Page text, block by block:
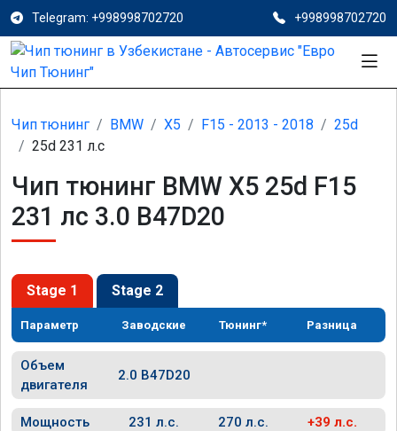
Telegram: +998998702720 +998998702720
Чип тюнинг BMW X5 F15 - 2013 - 2018
25d
25d 231 л.с
Чип тюнинг BMW X5 25d F15
231 лс 3.0 B47D20
Stage 1 Stage 2
Параметр Заводские Тюнинг* Разница
Объем
двигателя
2.0 B47D20
Мощность 231 л.с. 270 л.с. +39 л.с.